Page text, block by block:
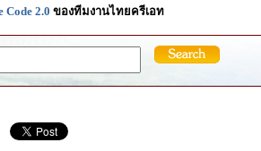
Code 2.0 ของทีมงานไทยครีเอท